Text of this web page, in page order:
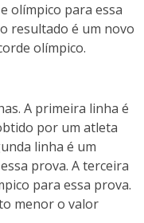
olímpico para essa
resultado é um novo
olímpico.
A primeira linha é
por um atleta
linha é um
prova. A terceira
para essa prova.
menor o valor